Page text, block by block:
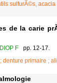
sulfurÃ©s, acacia
de la carie
F
pp. 12-17.
denture primaire ;